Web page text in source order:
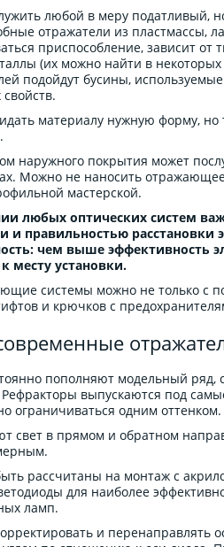
любой в меру податливый,
отражатели из пластмассы,
приспособление, зависит от
(их можно найти в
подойдут бусины,
материалу нужную форму, но
наружного покрытия может
Можно не наносить
мастерской.
любых оптических систем
и правильностью расстановки
чем выше эффективность
месту установки.
системы можно не только с
и крючков с
пополняют модельный ряд,
Рефракторы выпускаются под
ограничиваться одним оттенком.
свет в прямом и обратном
рассчитаны на монтаж с
для наиболее
ламп.
и